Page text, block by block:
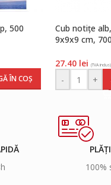
500
ÎN COȘ
Cub notițe
9x9x9 cm,
27.40 lei (TVA inclus)
- +
100%